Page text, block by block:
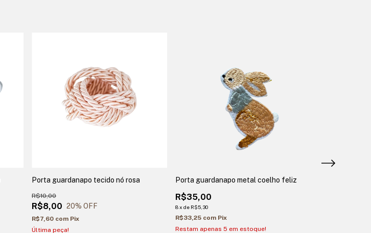
Porta guardanapo tecido nó rosa
R$8,00
R$10,00
20% OFF
R$7,60 com Pix
Última peça!
Porta guardanapo metal coelho feliz
R$35,00
8x de R$5,30
R$33,25 com Pix
Restam apenas 5 em estoque!